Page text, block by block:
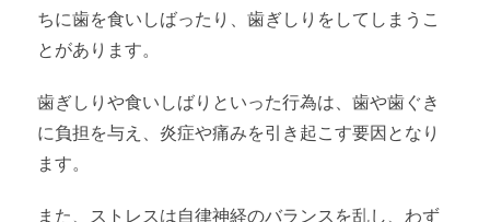
ちに歯を食いしばったり、歯ぎしりをしてしまうこ
とがあります。
歯ぎしりや食いしばりといった行為は、歯や歯ぐき
に負担を与え、炎症や痛みを引き起こす要因となり
ます。
また、ストレスは自律神経のバランスを乱し、わず